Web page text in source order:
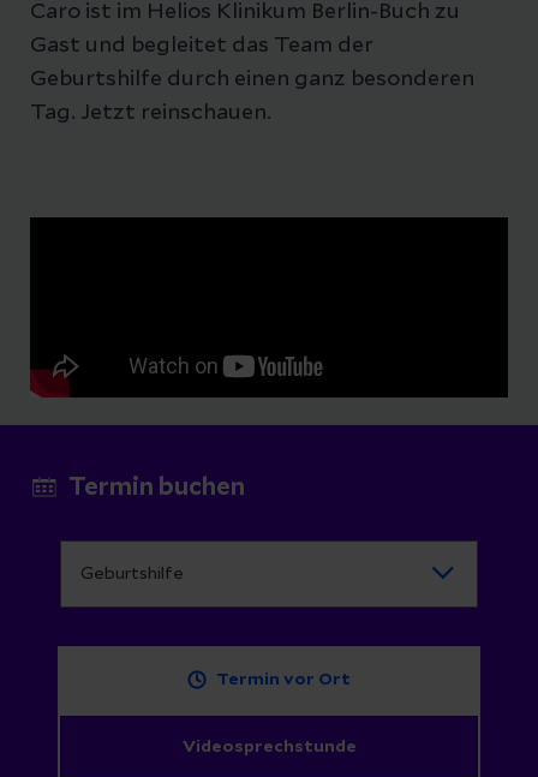
Caro ist im Helios Klinikum Berlin-Buch zu
Gast und begleitet das Team der
Geburtshilfe durch einen ganz besonderen
Tag. Jetzt reinschauen.
Termin buchen
Termin vor Ort
Videosprechstunde